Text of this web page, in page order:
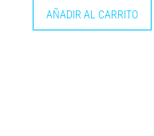
original
AÑADIR AL CARRITO